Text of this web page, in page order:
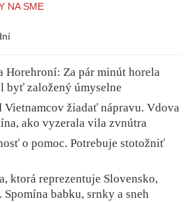
NA SME
Horehroní: Za pár minút horela
byť založený úmyselne
Vietnamcov žiadať nápravu. Vdova
ako vyzerala vila zvnútra
o pomoc. Potrebuje stotožniť
ktorá reprezentuje Slovensko,
babku, srnky a sneh